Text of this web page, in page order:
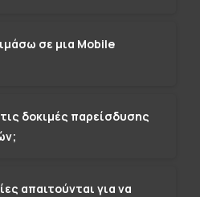
σε μια Mobile
δοκιμές παρείσδυσης
απαιτούνται για να